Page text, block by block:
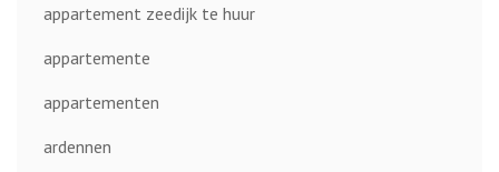
appartement zeedijk te huur
appartemente
appartementen
ardennen